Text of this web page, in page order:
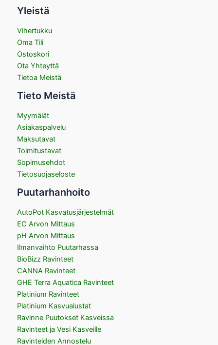
Yleistä
Vihertukku
Oma Tili
Ostoskori
Ota Yhteyttä
Tietoa Meistä
Tieto Meistä
Myymälät
Asiakaspalvelu
Maksutavat
Toimitustavat
Sopimusehdot
Tietosuojaseloste
Puutarhanhoito
AutoPot Kasvatusjärjestelmät
EC Arvon Mittaus
pH Arvon Mittaus
Ilmanvaihto Puutarhassa
BioBizz Ravinteet
CANNA Ravinteet
GHE Terra Aquatica Ravinteet
Platinium Ravinteet
Platinium Kasvualustat
Ravinne Puutokset Kasveissa
Ravinteet ja Vesi Kasveille
Ravinteiden Annostelu